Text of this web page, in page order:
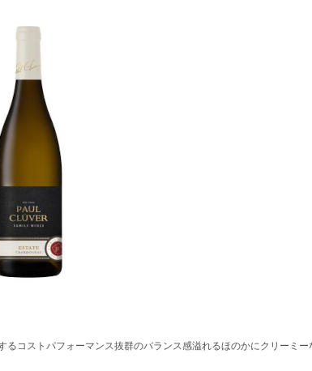
るコストパフォーマンス抜群のバランス感溢れるほのかにクリーミー